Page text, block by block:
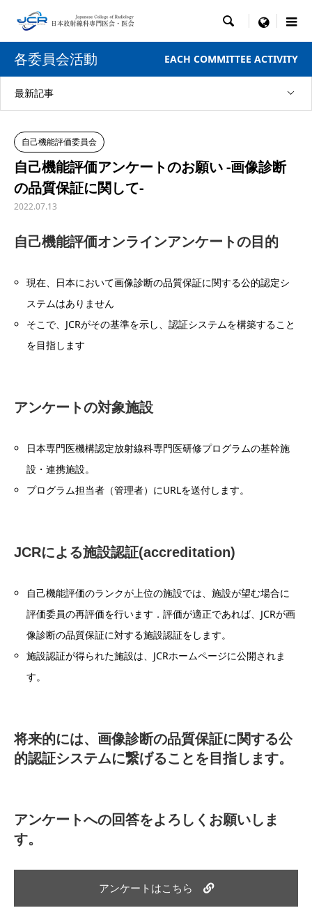
 menu
各委員会活動 EACH COMMITTEE ACTIVITY
最新記事
自己機能評価委員会
自己機能評価アンケートのお願い -画像診断
の品質保証に関して-
2022.07.13
自己機能評価オンラインアンケートの目的
現在、日本において画像診断の品質保証に関する公的認定シ
ステムはありません
そこで、JCRがその基準を示し、認証システムを構築すること
を目指します
アンケートの対象施設
日本専門医機構認定放射線科専門医研修プログラムの基幹施
設・連携施設。
プログラム担当者（管理者）にURLを送付します。
JCRによる施設認証(accreditation)
自己機能評価のランクが上位の施設では、施設が望む場合に
評価委員の再評価を行います．評価が適正であれば、JCRが画
像診断の品質保証に対する施設認証をします。
施設認証が得られた施設は、JCRホームページに公開されま
す。
将来的には、画像診断の品質保証に関する公
的認証システムに繋げることを目指します。
アンケートへの回答をよろしくお願いしま
す。
アンケートはこちら